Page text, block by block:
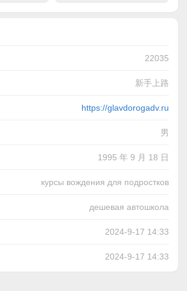
22035
新手上路
https://glavdorogadv.ru
男
1995 年 9 月 18 日
курсы вождения для подростков
дешевая автошкола
2024-9-17 14:33
2024-9-17 14:33